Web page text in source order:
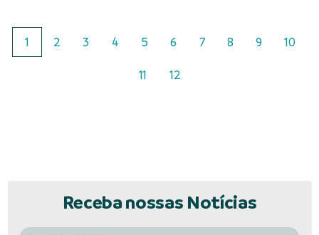
1 2 3 4 5 6 7 8 9 10
11 12
Receba nossas Notícias